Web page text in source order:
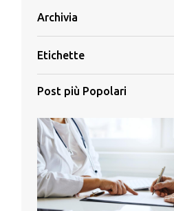
Archivia
Etichette
Post più Popolari